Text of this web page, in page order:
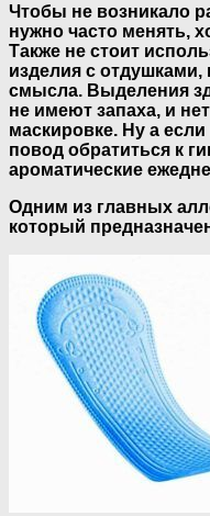
Чтобы не возникало
нужно часто менять,
Также не стоит
изделия с отдушками,
смысла. Выделения
не имеют запаха, и
маскировке. Ну а
повод обратиться к
ароматические
Одним из главных
который